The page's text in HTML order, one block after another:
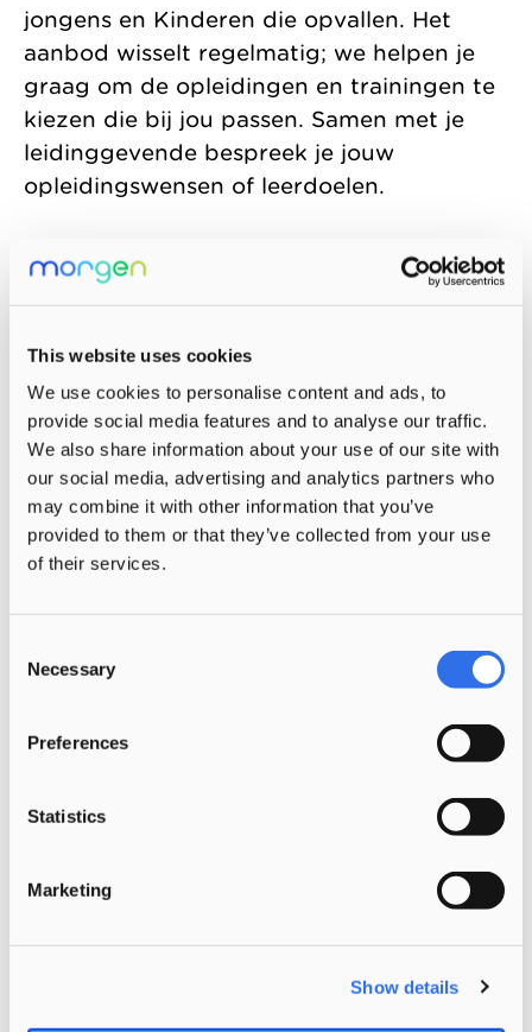
This website uses cookies
We use cookies to personalise content and ads, to
provide social media features and to analyse our traffic.
We also share information about your use of our site with
our social media, advertising and analytics partners who
may combine it with other information that you’ve
provided to them or that they’ve collected from your use
of their services.
Selection
Necessary
Preferences
Statistics
Marketing
Show details
jongens en Kinderen die opvallen. Het
aanbod wisselt regelmatig; we helpen je
graag om de opleidingen en trainingen te
kiezen die bij jou passen. Samen met je
leidinggevende bespreek je jouw
opleidingswensen of leerdoelen.
Meer informatie over onze